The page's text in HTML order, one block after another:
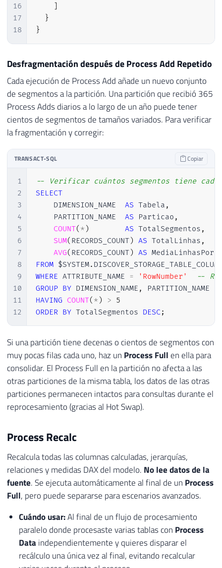
16
17
18
}
}
Desfragmentación después de Process Add Repetido
Cada ejecución de Process Add añade un nuevo conjunto
de segmentos a la partición. Una partición que recibió 365
Process Adds diarios a lo largo de un año puede tener
cientos de segmentos de tamaños variados. Para verificar
la fragmentación y corregir:
TRANSACT-SQL Copiar
1
2
3
4
5
6
7
8
9
10
11
12
-- Verificar cuántos segmentos tiene
SELECT
    DIMENSION_NAME
AS Tabela ,
    PARTITION_NAME
AS Particao ,
COUNT( * ) AS TotalSegmentos ,
SUM( RECORDS_COUNT) AS TotalLinhas ,
AVG( RECORDS_COUNT) AS
FROM $SYSTEM.
WHERE ATTRIBUTE_NAME = 'RowNumber'
--
GROUP BY DIMENSION_NAME ,
HAVING COUNT( * ) > 5
ORDER BY TotalSegmentos DESC;
Si una partición tiene decenas o cientos de segmentos con
muy pocas filas cada uno, haz un Process Full en ella para
consolidar. El Process Full en la partición no afecta a las
otras particiones de la misma tabla, los datos de las otras
particiones permanecen intactos para consultas durante el
reprocesamiento (gracias al Hot Swap).
Process Recalc
Recalcula todas las columnas calculadas, jerarquías,
relaciones y medidas DAX del modelo. No lee datos de la
fuente. Se ejecuta automáticamente al final de un Process
Full, pero puede separarse para escenarios avanzados.
Cuándo usar:Al final de un flujo de procesamiento
paralelo donde procesaste varias tablas con Process
Data independientemente y quieres disparar el
recálculo una única vez al final, evitando recalcular